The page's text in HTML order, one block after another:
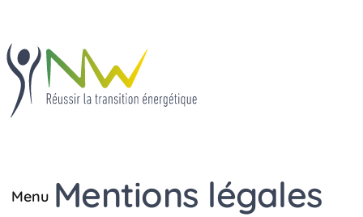
Menu
Fermer Mentions légales